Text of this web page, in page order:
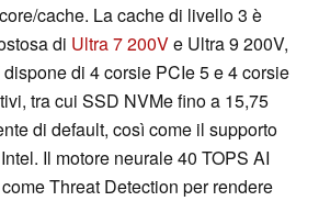
cache. La cache di livello 3 è
di Ultra 7 200Ve Ultra 9 200V,
di 4 corsie PCIe 5 e 4 corsie
tra cui SSD NVMe fino a 15,75
di default, così come il supporto
Il motore neurale 40 TOPS AI
Threat Detection per rendere